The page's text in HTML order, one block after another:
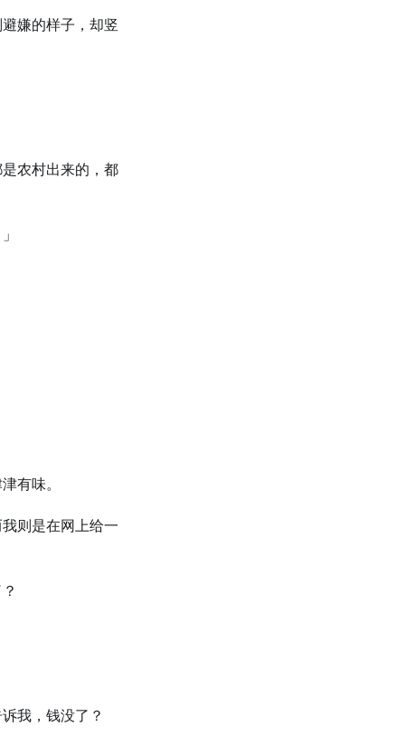
嫌的样子，却竖
农村出来的，都
有味。
则是在网上给⼀
我，钱没了？